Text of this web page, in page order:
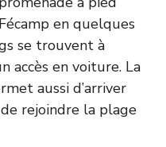
en quelques
se trouvent à
accès en voiture. La
aussi d’arriver
rejoindre la plage